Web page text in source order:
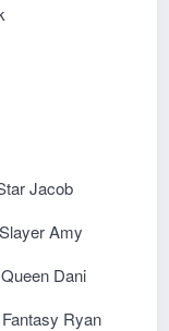
Jacob
Amy
Dani
Ryan